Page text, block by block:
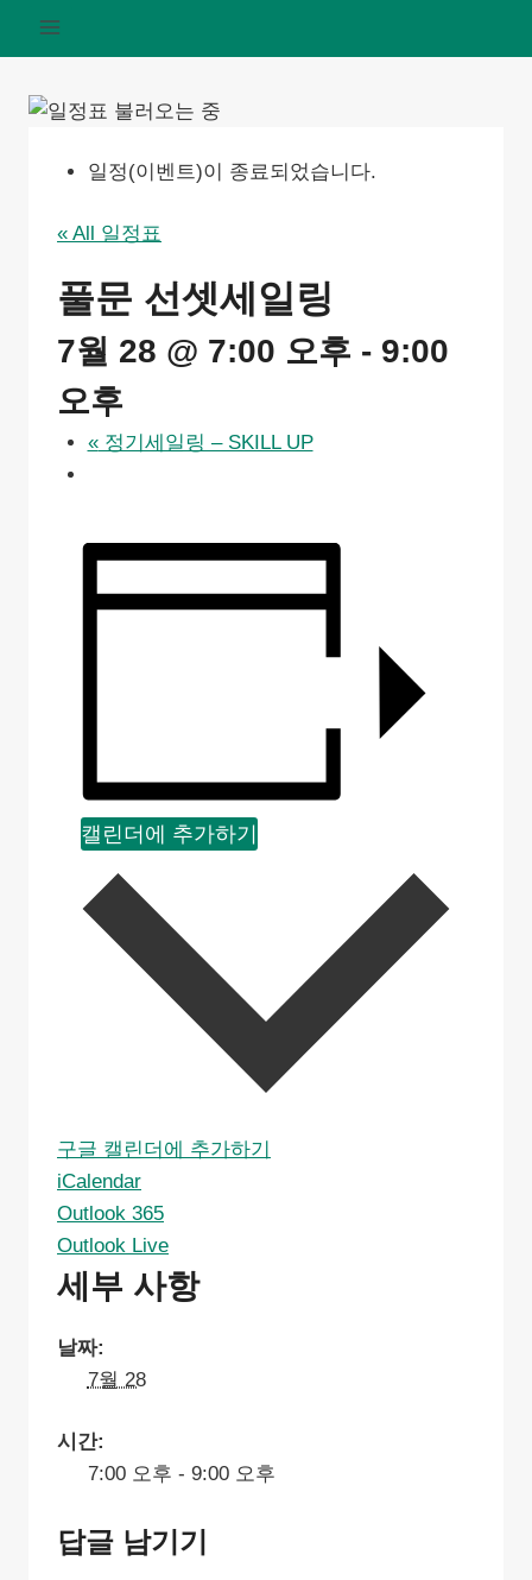
일정(이벤트)이 종료되었습니다.
« All 일정표
풀문 선셋세일링
7월 28 @ 7:00 오후 - 9:00
오후
«정기세일링 – SKILL UP
캘린더에 추가하기
구글 캘린더에 추가하기
iCalendar
Outlook 365
Outlook Live
세부 사항
날짜:
7월 28
시간:
7:00 오후 - 9:00 오후
답글 남기기